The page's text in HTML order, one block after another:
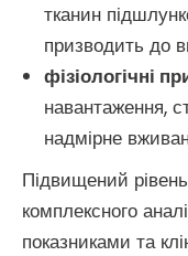
тканин
призводить до
фізіологічні
навантаження,
надмірне
Підвищений рівень
комплексного
показниками та